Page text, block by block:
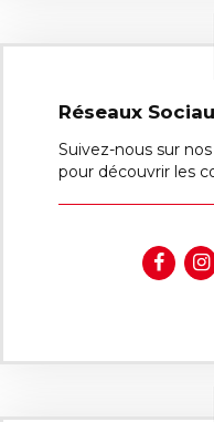
Réseaux
Suivez-nous sur
pour découvrir les